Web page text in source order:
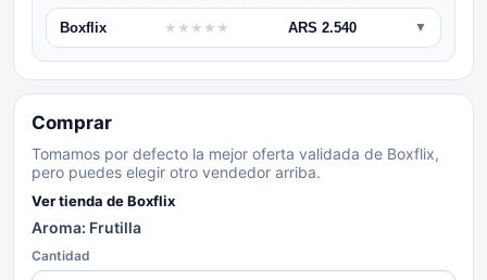
Boxflix ★ ★ ★ ★ ★ ARS 2.540 ▼
Comprar
Tomamos por defecto la mejor oferta validada de Boxflix,
pero puedes elegir otro vendedor arriba.
Ver tienda deBoxflix
Aroma: Frutilla
Cantidad